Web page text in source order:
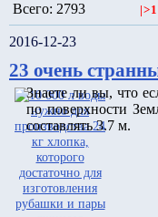
Всего: 2793 >1
2016-12-23
23 очень
Знаете ли вы, что
по поверхности
составлять 3.7 м.